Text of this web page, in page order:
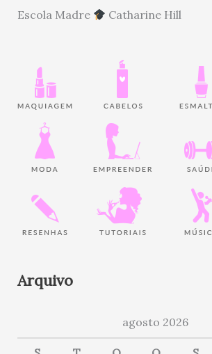
Escola Madre
Catharine Hill
Arquivo
agosto 2026